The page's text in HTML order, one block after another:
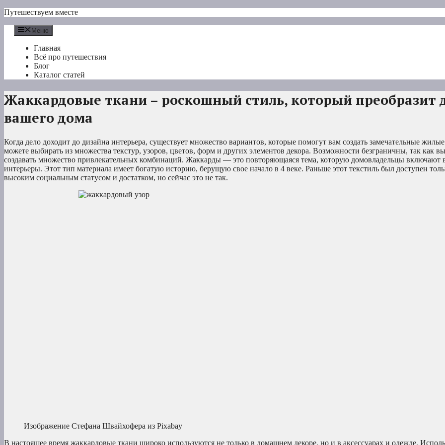
Перейти
содержимому
Путешествуем вместе
Меню
Главная
Всё про путешествия
Блог
Каталог статей
Жаккардовые ткани – роскошный стиль, который преобразит
вашего дома
Когда дело доходит до дизайна интерьера, существует множество вариантов, которые помогут вам создать замечательные
можете выбирать из множества текстур, узоров, цветов, форм и других элементов декора. Возможности безграничны, так как
создавать множество привлекательных комбинаций. Жаккарды — это повторяющаяся тема, которую домовладельцы включают
интерьеры. Этот тип материала имеет богатую историю, берущую свое начало в 4 веке. Раньше этот текстиль был доступен
высоким социальным статусом и достатком, но сейчас это не так.
Изображение Стефана Швайхофера из Pixabay
В настоящее время жаккардовые ткани широко используются не только в домашнем декоре, но и в аксессуарах и одежде.